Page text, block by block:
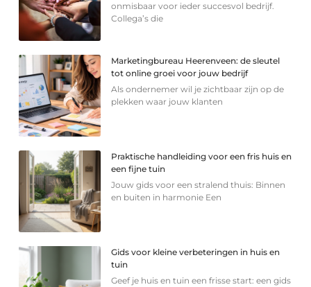
onmisbaar voor ieder succesvol bedrijf.
Collega’s die
Marketingbureau Heerenveen: de sleutel
tot online groei voor jouw bedrijf
Als ondernemer wil je zichtbaar zijn op de
plekken waar jouw klanten
Praktische handleiding voor een fris huis en
een fijne tuin
Jouw gids voor een stralend thuis: Binnen
en buiten in harmonie Een
Gids voor kleine verbeteringen in huis en
tuin
Geef je huis en tuin een frisse start: een gids